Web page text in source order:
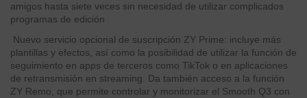
amigos hasta siete veces sin necesidad de utilizar complicados
programas de edición
Nuevo servicio opcional de suscripción ZY Prime: incluye más
plantillas y efectos, así como la posibilidad de utilizar la función de
seguimiento en apps de terceros como TikTok o en aplicaciones
de retransmisión en streaming. Da también acceso a la función
ZY Remo, que permite controlar y monitorizar el Smooth Q3 con